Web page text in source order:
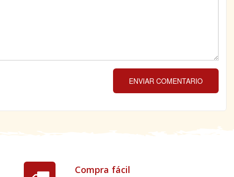
ENVIAR COMENTARIO
Compra fácil